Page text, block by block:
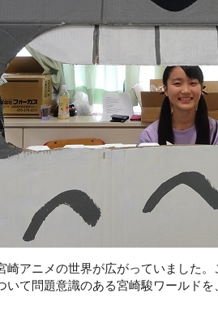
崎アニメの世界が広がっていました
いて問題意識のある宮崎駿ワールド